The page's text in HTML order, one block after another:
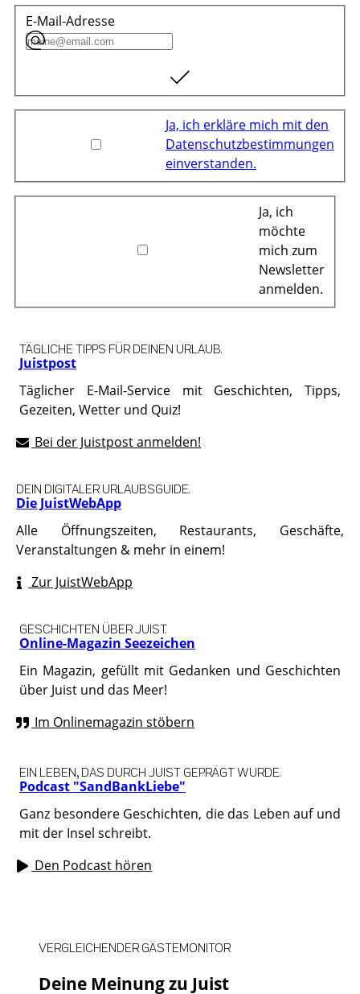
E-Mail-Adresse
Ja, ich erkläre mich mit den
Datenschutzbestimmungen
einverstanden.
Ja, ich
möchte
mich zum
Newsletter
anmelden.
Juistpost
TÄGLICHE TIPPS FÜR DEINEN URLAUB.
Täglicher E-Mail-Service mit Geschichten, Tipps,
Gezeiten, Wetter und Quiz!
Bei der Juistpost anmelden!
Die JuistWebApp
DEIN DIGITALER URLAUBSGUIDE.
Alle Öffnungszeiten, Restaurants, Geschäfte,
Veranstaltungen & mehr in einem!
Zur JuistWebApp
Online-Magazin Seezeichen
GESCHICHTEN ÜBER JUIST.
Ein Magazin, gefüllt mit Gedanken und Geschichten
über Juist und das Meer!
Im Onlinemagazin stöbern
Podcast "SandBankLiebe"
EIN LEBEN, DAS DURCH JUIST GEPRÄGT WURDE.
Ganz besondere Geschichten, die das Leben auf und
mit der Insel schreibt.
Den Podcast hören
Deine Meinung zu Juist
VERGLEICHENDER GÄSTEMONITOR